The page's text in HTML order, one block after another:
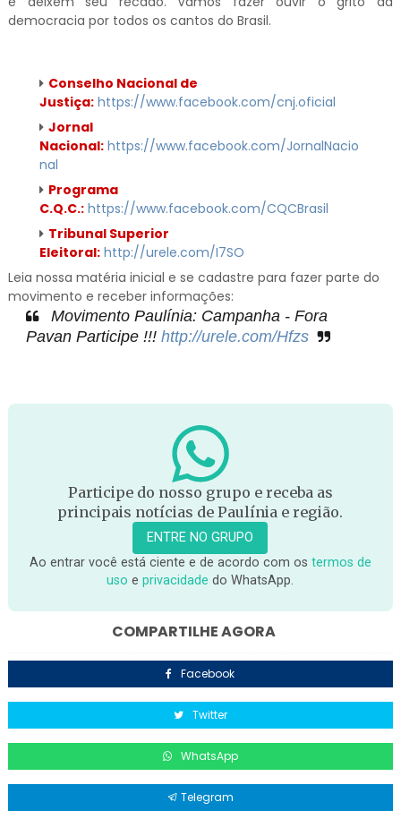
democracia por todos os cantos do Brasil.
Conselho Nacional de
Justiça: https://www.facebook.com/cnj.oficial
Jornal
Nacional: https://www.facebook.com/JornalNacio
nal
Programa
C.Q.C.: https://www.facebook.com/CQCBrasil
Tribunal Superior
Eleitoral: http://urele.com/I7SO
Leia nossa matéria inicial e se cadastre para fazer parte do
movimento e receber informações:
Movimento Paulínia: Campanha - Fora
Pavan Participe !!! http://urele.com/Hfzs
Participe do nosso grupo e receba as
principais notícias de Paulínia e região.
ENTRE NO GRUPO
Ao entrar você está ciente e de acordo com os termos de
uso eprivacidade do WhatsApp.
COMPARTILHE AGORA
Facebook
Twitter
WhatsApp
Telegram